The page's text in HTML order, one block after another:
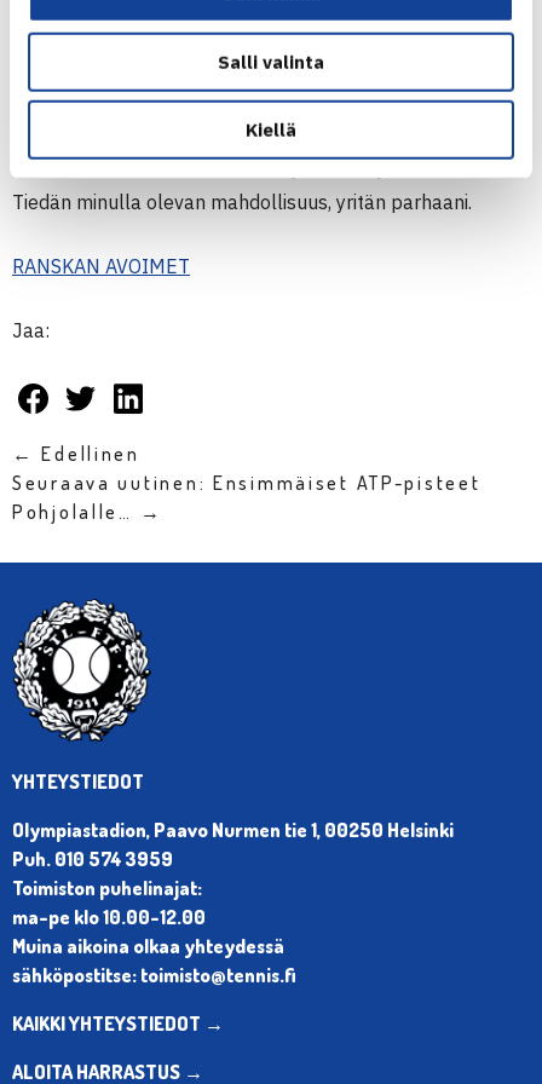
Salli valinta
Kiellä
Torstain karsintafinaalin vastustaja Bonaventure on niin
ikään vasenkätinen pelaaja.
– Hänen pelityylinsä on erilainen ja vähän outokin.
Enimmäkseen kuitenkin suoraa ja kovaa lyöntiä tiedossa.
Tiedän minulla olevan mahdollisuus, yritän parhaani.
RANSKAN AVOIMET
Jaa:
← Edellinen
Seuraava uutinen: Ensimmäiset ATP-pisteet
Pohjolalle… →
YHTEYSTIEDOT
Olympiastadion, Paavo Nurmen tie 1, 00250 Helsinki
Puh. 010 574 3959
Toimiston puhelinajat:
ma-pe klo 10.00-12.00
Muina aikoina olkaa yhteydessä
sähköpostitse: toimisto@tennis.fi
KAIKKI YHTEYSTIEDOT →
ALOITA HARRASTUS →